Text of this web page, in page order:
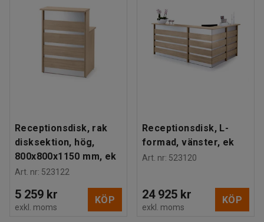
Receptionsdisk, rak
disksektion, hög,
800x800x1150 mm, ek
Art. nr: 523122
5 259 kr
exkl. moms
KÖP
Receptionsdisk, L-
formad, vänster, ek
Art. nr: 523120
24 925 kr
exkl. moms
KÖP